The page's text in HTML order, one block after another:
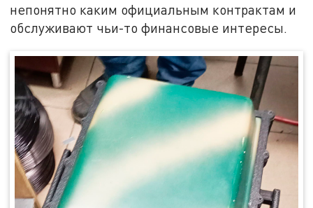
непонятно каким официальным контрактам и
обслуживают чьи-то финансовые интересы.